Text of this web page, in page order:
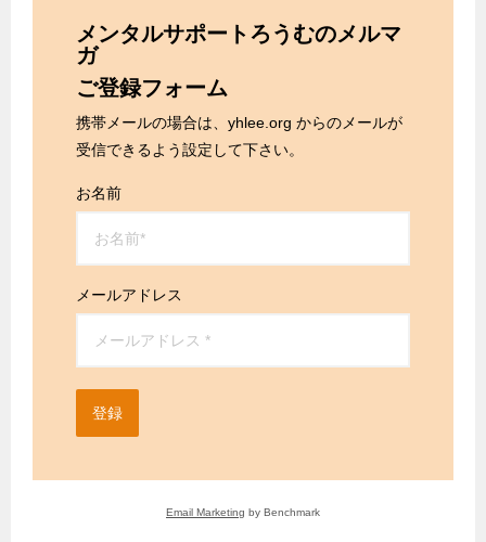
メンタルサポートろうむのメルマ
ガ
ご登録フォーム
携帯メールの場合は、yhlee.org からのメールが
受信できるよう設定して下さい。
お名前
メールアドレス
登録
Email Marketing by Benchmark